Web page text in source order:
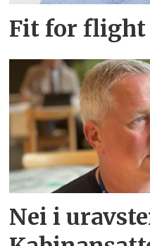
Fit for flight
Nei i